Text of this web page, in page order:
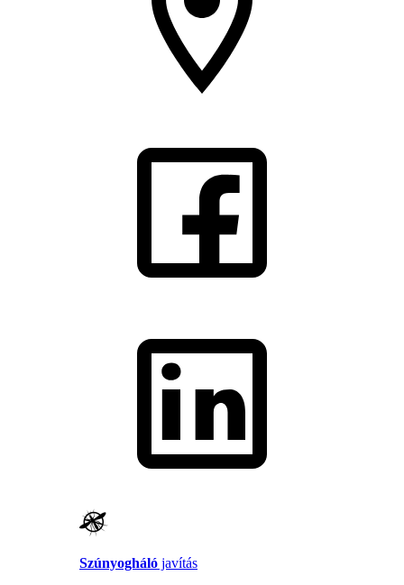
Szúnyogháló javítás